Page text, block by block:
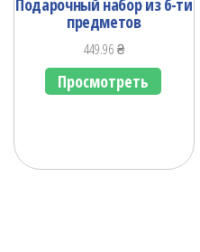
Подарочный набор из 6-ти
предметов
449.96₴
Просмотреть